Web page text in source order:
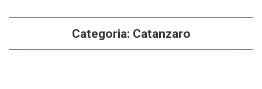
Categoria: Catanzaro